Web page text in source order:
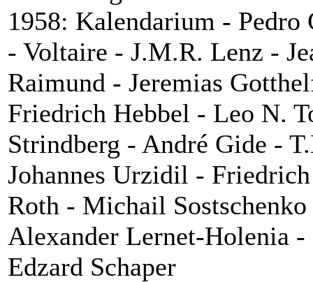
1958: Kalendarium - Pedro
- Voltaire - J.M.R. Lenz -
Raimund - Jeremias
Friedrich Hebbel - Leo N.
Strindberg - André Gide -
Johannes Urzidil -
Roth - Michail
Alexander Lernet-Holenia
Edzard Schaper